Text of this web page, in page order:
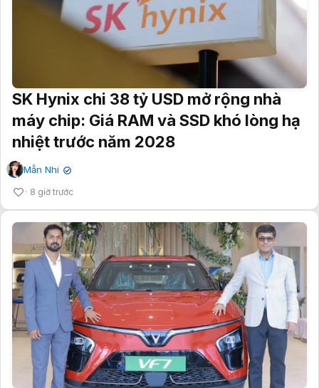
SK Hynix chi 38 tỷ USD mở rộng nhà
máy chip: Giá RAM và SSD khó lòng hạ
nhiệt trước năm 2028
Mẫn Nhi ✔
8 giờ trước